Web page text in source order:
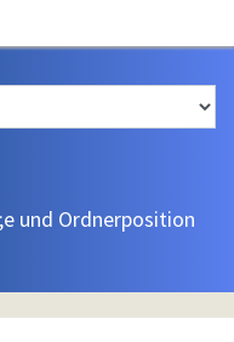
und Ordnerposition